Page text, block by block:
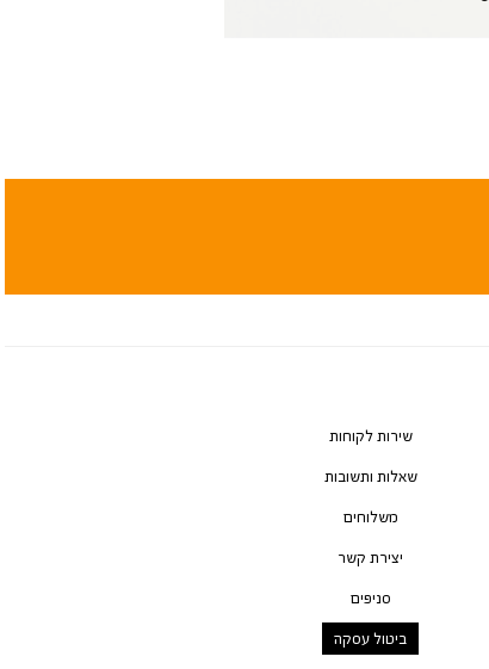
שירות לקוחות
שאלות ותשובות
משלוחים
יצירת קשר
סניפים
ביטול עסקה